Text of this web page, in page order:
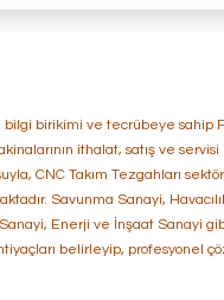
bilgi birikimi ve tecrübeye sahip
ithalat, satış ve
CNC Takım Tezgahları
Savunma Sanayi,
Enerji ​ve İnşaat Sanayi
belirleyip, profesyonel